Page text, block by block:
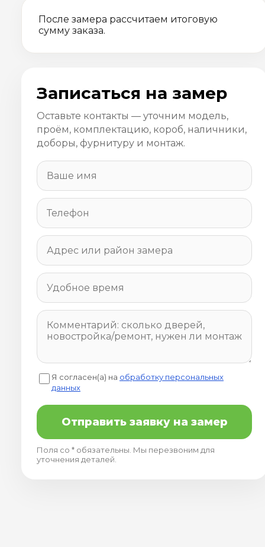
После замера рассчитаем итоговую
сумму заказа.
Записаться на замер
Оставьте контакты — уточним модель,
проём, комплектацию, короб, наличники,
доборы, фурнитуру и монтаж.
Я согласен(а) на обработку персональных
данных
Отправить заявку на замер
Поля со * обязательны. Мы перезвоним для
уточнения деталей.